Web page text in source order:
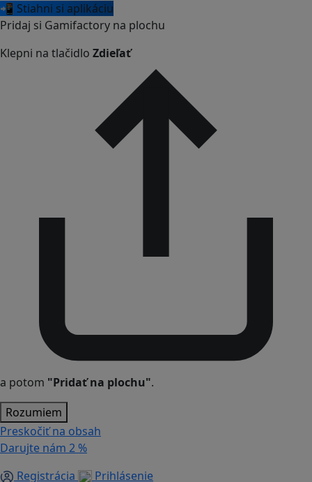
📲 Stiahni si aplikáciu
Pridaj si Gamifactory na plochu
Klepni na tlačidlo Zdieľať
a potom "Pridať na plochu".
Rozumiem
Preskočiť na obsah
Darujte nám 2 %
Registrácia
Prihlásenie